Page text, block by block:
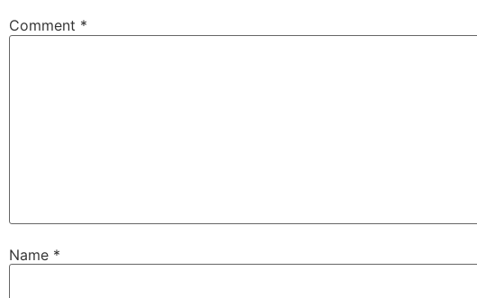
Comment *
Name *